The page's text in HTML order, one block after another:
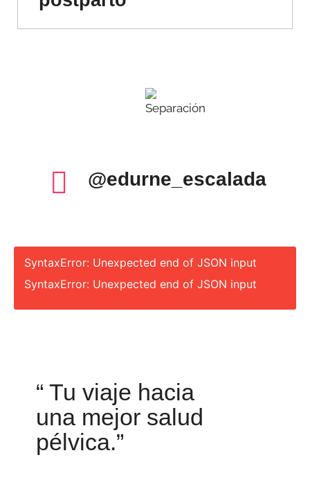
@edurne_escalada
SyntaxError: Unexpected end of JSON input
SyntaxError: Unexpected end of JSON input
“ Tu viaje hacia
una mejor salud
pélvica.”